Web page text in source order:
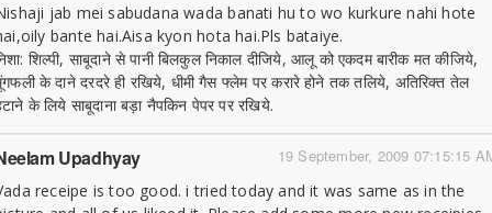
jab mei sabudana wada banati hu to wo kurkure nahi hote
bante hai.Aisa kyon hota hai.Pls bataiye.
शिल्पी, साबूदाने से पानी बिलकुल निकाल दीजिये, आलू को एकदम बारीक मत कीजिये,
के दाने दरदरे ही रखिये, धीमी गैस फ्लेम पर करारे होने तक तलिये, अतिरिक्त तेल
के लिये साबूदाना बड़ा नैपकिन पेपर पर रखिये.
19 September, 2009 07:15:15
Upadhyay
receipe is too good. i tried today and it was same as in the